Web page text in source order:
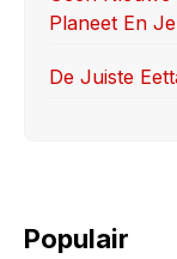
Planeet En
De Juiste
Populair